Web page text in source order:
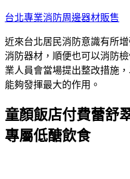
跳
主
要
內
容
台北專業消防周邊器材販售
近來台北居民消防意識有所
消防器材，順便也可以消防
業人員會當場提出整改措施
能夠發揮最大的作用。
童顏飯店付費蕾舒
專屬低醣飲食